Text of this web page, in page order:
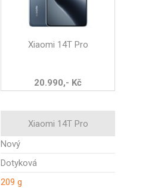
Xiaomi 14T Pro
20.990,- Kč
Xiaomi 14T Pro
Nový
Dotyková
209 g